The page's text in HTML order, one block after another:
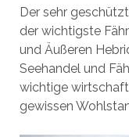
Der sehr
der wichtigste
und Äußeren
Seehandel und
wichtige
gewissen